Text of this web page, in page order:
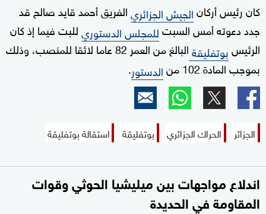
كان رئيس أركانالجيش الجزائريالفريق أحمد قايد صالح قد
جدد دعوته أمس السبتللمجلس الدستوريللبت فيما إذ كان
الرئيسبوتفليقة
البالغ من العمر 82 عاما لائقا للمنصب، وذلك
بموجب المادة 102 من
الدستور.
الجزائر الحراك الجزائري بوتفليقة استقالة بوتفليقة
اندلاع مواجهات بين ميليشيا الحوثي وقوات
المقاومة في الحديدة